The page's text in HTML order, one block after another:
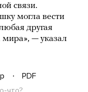
связи.
могла вести
другая
мира», — указал
PDF